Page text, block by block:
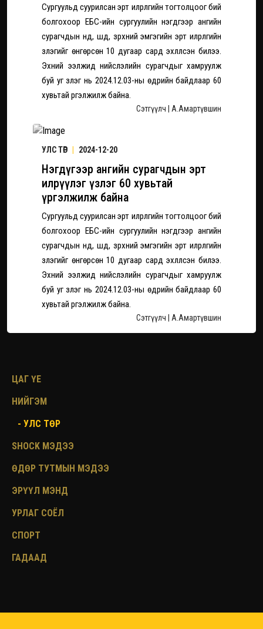
Сургуульд суурилсан эрт илрүүлгийн тогтолцоог бий
болгохоор ЕБС-ийн сургуулийн нэгдүгээр ангийн
сурагчдын нүд, шүд, зүрхний эмгэгийн эрт илрүүлгийн
үзлэгийг өнгөрсөн 10 дугаар сард эхлүүлсэн билээ.
Эхний ээлжид нийслэлийн сурагчдыг хамруулж
буй уг үзлэг нь 2024.12.03-ны өдрийн байдлаар 60
хувьтай үргэлжилж байна.
Сэтгүүлч | А.Амартүвшин
УЛС ТӨР 2024-12-20
Нэгдүгээр ангийн сурагчдын эрт
илрүүлэг үзлэг 60 хувьтай
үргэлжилж байна
Сургуульд суурилсан эрт илрүүлгийн тогтолцоог бий
болгохоор ЕБС-ийн сургуулийн нэгдүгээр ангийн
сурагчдын нүд, шүд, зүрхний эмгэгийн эрт илрүүлгийн
үзлэгийг өнгөрсөн 10 дугаар сард эхлүүлсэн билээ.
Эхний ээлжид нийслэлийн сурагчдыг хамруулж
буй уг үзлэг нь 2024.12.03-ны өдрийн байдлаар 60
хувьтай үргэлжилж байна.
Сэтгүүлч | А.Амартүвшин
ЦАГ ҮЕ
НИЙГЭМ
- УЛС ТӨР
SHOCK МЭДЭЭ
ӨДӨР ТУТМЫН МЭДЭЭ
ЭРҮҮЛ МЭНД
УРЛАГ СОЁЛ
СПОРТ
ГАДААД